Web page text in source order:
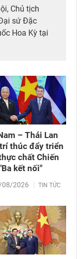
Chủ tịch
sứ Đặc
Hoa Kỳ tại
– Thái Lan
thúc đẩy triển
chất Chiến
kết nối"
08/2026 TIN TỨC